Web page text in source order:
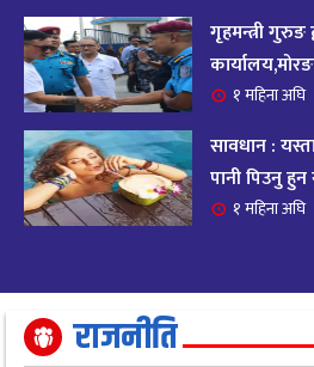
१८
आजको राशिफल :
२०२५)
११ महिना अघि
१९ आजको राशिफल २०८२
११ महिना अघि
धैर्यले सफलता मिल्नेछ
११ महिना अघि
गृहमन्त्री गुरुङ
१ महिना अघि
सावधान :
पानी पिउनु
१ महिना अघि
राजनीति